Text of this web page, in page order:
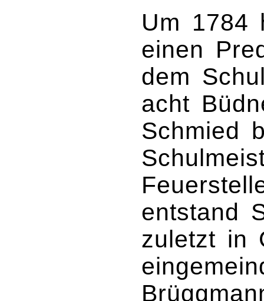
Um 1784
einen
dem
acht
Schmied
entstand
zuletzt in